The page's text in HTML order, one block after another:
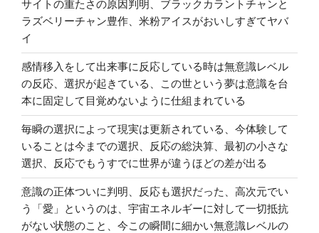
サイトの重たさの原因判明、ブラックカラントチャンと
ラズベリーチャン豊作、米粉アイスがおいしすぎてヤバ
イ
感情移入をして出来事に反応している時は無意識レベル
の反応、選択が起きている、この世という夢は意識を台
本に固定して目覚めないように仕組まれている
毎瞬の選択によって現実は更新されている、今体験して
いることは今までの選択、反応の総決算、最初の小さな
選択、反応でもうすでに世界が違うほどの差が出る
意識の正体ついに判明、反応も選択だった、高次元でい
う「愛」というのは、宇宙エネルギーに対して一切抵抗
がない状態のこと、今この瞬間に細かい無意識レベルの